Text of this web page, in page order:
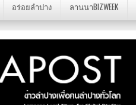
อร่อยลำปาง ลานนาBIZWEEK